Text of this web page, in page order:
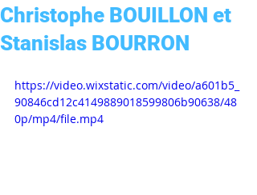
Christophe BOUILLON et
Stanislas BOURRON
https://video.wixstatic.com/video/a601b5_
90846cd12c4149889018599806b90638/48
0p/mp4/file.mp4